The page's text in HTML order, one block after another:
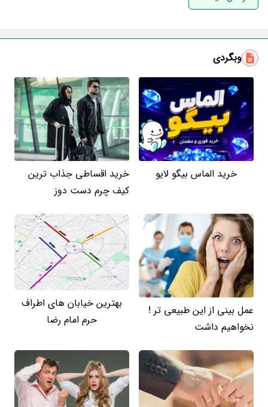
وبگردی
خرید الماس بیگو لایو
خرید اقساطی جذاب ترین
کیف چرم دست دوز
عمل بینی از این طبیعی تر !
نخواهیم داشت
بهترین خیابان های اطراف
حرم امام رضا